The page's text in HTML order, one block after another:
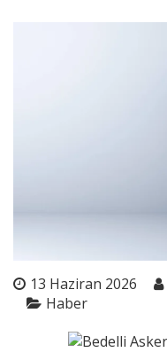
13 Haziran 2026
Haber